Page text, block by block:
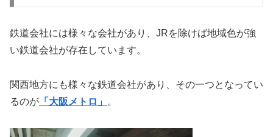
鉄道会社には様々な会社があり、JRを除けば地域色が強
い鉄道会社が存在しています。
関西地方にも様々な鉄道会社があり、その一つとなってい
るのが 「大阪メトロ」 。